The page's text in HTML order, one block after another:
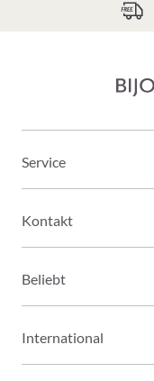
Service
Kontakt
Beliebt
International